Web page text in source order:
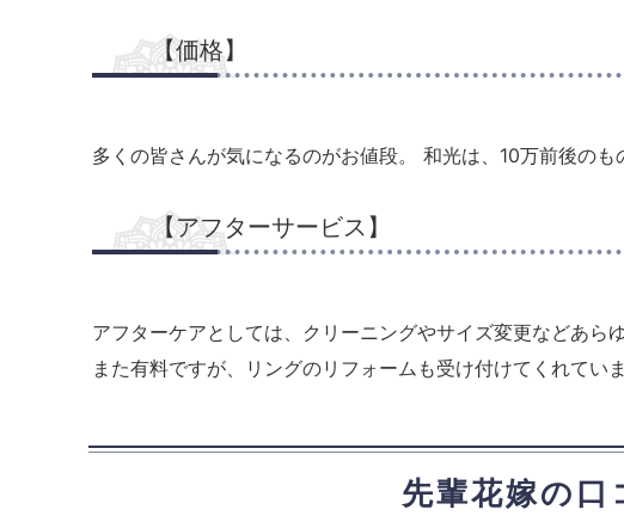
【価格】
多くの皆さんが気になるのがお値段。 和光は、10万前後の
【アフターサービス】
アフターケアとしては、クリーニングやサイズ変更などあら
また有料ですが、リングのリフォームも受け付けてくれていま
先輩花嫁の口